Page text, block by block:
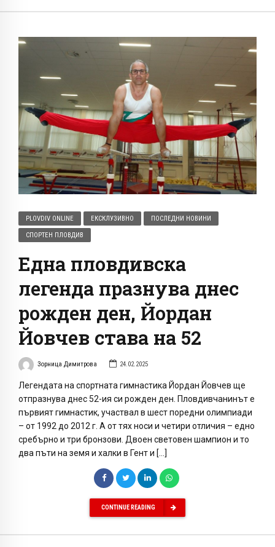
PLOVDIV ONLINE ЕКСКЛУЗИВНО ПОСЛЕДНИ НОВИНИ
СПОРТЕН ПЛОВДИВ
Една пловдивска
легенда празнува днес
рожден ден, Йордан
Йовчев става на 52
Зорница Димитрова 24.02.2025
Легендата на спортната гимнастика Йордан Йовчев ще
отпразнува днес 52-ия си рожден ден. Пловдивчанинът е
първият гимнастик, участвал в шест поредни олимпиади
– от 1992 до 2012 г. А от тях носи и четири отличия – едно
сребърно и три бронзови. Двоен световен шампион и то
два пъти на земя и халки в Гент и […]
CONTINUE READING